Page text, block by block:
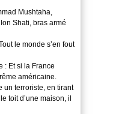
Mushtaha,
Shati, bras armé
le monde s’en fout
: Et si la France
américaine.
un terroriste, en tirant
toit d’une maison, il